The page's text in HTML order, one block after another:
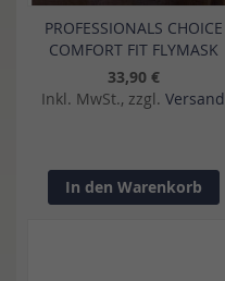
PROFESSIONALS CHOICE
COMFORT FIT FLYMASK
33,90 €
Inkl. MwSt., zzgl. Versand
In den Warenkorb